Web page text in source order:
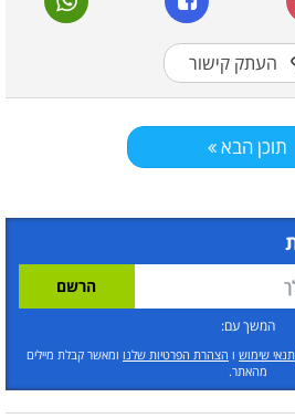
העתק קישור
תוכן הבא
המשך עם:
שימושוהצהרת הפרטיות שלנוומאשר קבלת מיילים
מהאתר.